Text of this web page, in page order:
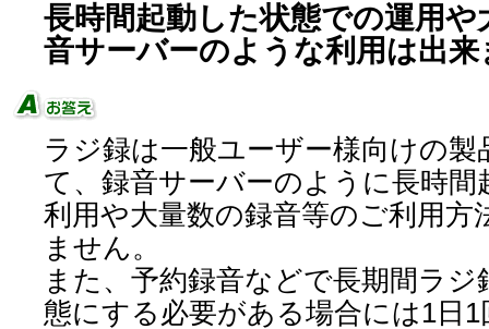
長時間起動した状態での運用
音サーバーのような利用は出
ラジ録は一般ユーザー様向けの
て、録音サーバーのように長時
利用や大量数の録音等のご利用方
ません。
また、予約録音などで長期間ラ
態にする必要がある場合には1日